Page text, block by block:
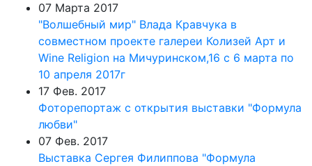
07 Марта 2017
"Волшебный мир" Влада Кравчука в
совместном проекте галереи Колизей Арт и
Wine Religion на Мичуринском,16 с 6 марта по
10 апреля 2017г
17 Фев. 2017
Фоторепортаж с открытия выставки "Формула
любви"
07 Фев. 2017
Выставка Сергея Филиппова "Формула